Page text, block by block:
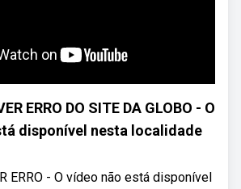
ERRO DO SITE DA GLOBO - O
disponível nesta localidade
ERRO - O vídeo não está disponível